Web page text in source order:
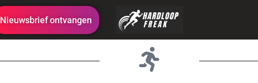
Nieuwsbrief ontvangen